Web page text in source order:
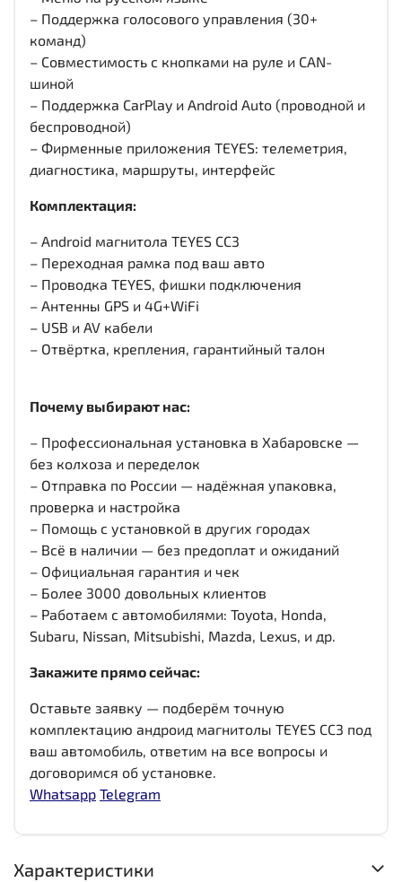
– Поддержка голосового управления (30+
команд)
– Совместимость с кнопками на руле и CAN-
шиной
– Поддержка CarPlay и Android Auto (проводной и
беспроводной)
– Фирменные приложения TEYES: телеметрия,
диагностика, маршруты, интерфейс
Комплектация:
– Android магнитола TEYES CC3
– Переходная рамка под ваш авто
– Проводка TEYES, фишки подключения
– Антенны GPS и 4G+WiFi
– USB и AV кабели
– Отвёртка, крепления, гарантийный талон
Почему выбирают нас:
– Профессиональная установка в Хабаровске —
без колхоза и переделок
– Отправка по России — надёжная упаковка,
проверка и настройка
– Помощь с установкой в других городах
– Всё в наличии — без предоплат и ожиданий
– Официальная гарантия и чек
– Более 3000 довольных клиентов
– Работаем с автомобилями: Toyota, Honda,
Subaru, Nissan, Mitsubishi, Mazda, Lexus, и др.
Закажите прямо сейчас:
Оставьте заявку — подберём точную
комплектацию андроид магнитолы TEYES CC3 под
ваш автомобиль, ответим на все вопросы и
договоримся об установке.
Whatsapp Telegram
Характеристики